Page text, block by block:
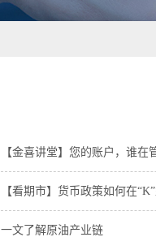
【金喜讲堂】您的账户，谁
【看期市】货币政策如何在
一文了解原油产业链